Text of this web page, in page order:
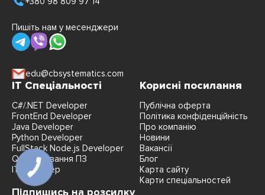
Пишіть нам у месенджери
edu@cbsystematics.com
IT Спеціальності
C#/.NET Developer
FrontEnd Developer
Java Developer
Python Developer
FullStack Node.js Developer
QA Тестування ПЗ
IT Рекрутер
Корисні посилання
Публічна оферта
Політика конфіденційність
Про компанію
Новини
Вакансії
Блог
Карта сайту
Карти спеціальностей
Підпишись на розсилку